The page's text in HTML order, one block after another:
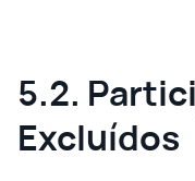
5.2.
Excluídos